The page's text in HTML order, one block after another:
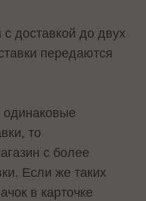
доставкой до двух
передаются
то
с более
Если же таких
в карточке